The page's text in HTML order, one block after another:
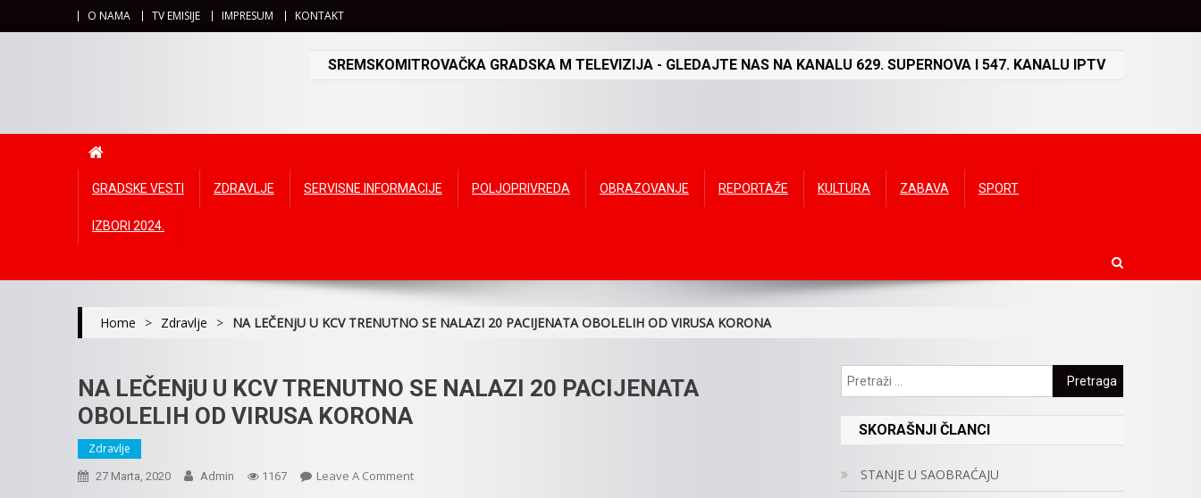
O NAMA TV EMISIJE IMPRESUM KONTAKT
SREMSKOMITROVAČKA GRADSKA M TELEVIZIJA - GLEDAJTE NAS NA KANALU 629. SUPERNOVA I 547. KANALU IPTV
GRADSKE VESTI ZDRAVLJE SERVISNE INFORMACIJE POLJOPRIVREDA OBRAZOVANJE REPORTAŽE KULTURA ZABAVA SPORT
IZBORI 2024.
Home > Zdravlje > NA LEČENjU U KCV TRENUTNO SE NALAZI 20 PACIJENATA OBOLELIH OD VIRUSA KORONA
NA LEČENjU U KCV TRENUTNO SE NALAZI 20 PACIJENATA
OBOLELIH OD VIRUSA KORONA
Zdravlje
27 Marta, 2020 Admin 1167 Leave A CommentOn
Pretraga:
SKORAŠNJI ČLANCI
STANJE U SAOBRAĆAJU